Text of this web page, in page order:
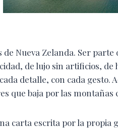
Nueva Zelanda. Ser parte
de lujo sin artificios, de
detalle, con cada gesto.
que baja por las montañas
carta escrita por la propia